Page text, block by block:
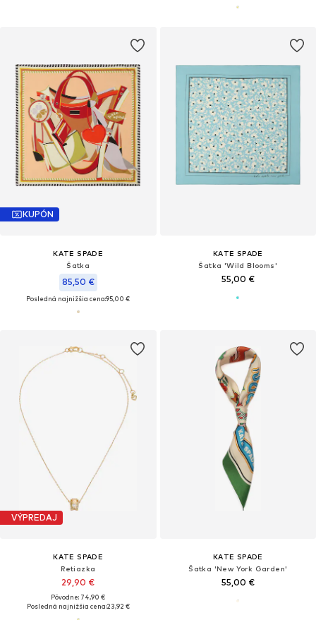
KUPÓN
KATE SPADE
Šatka
85,50 €
Posledná najnižšia cena:95,00 €
KATE SPADE
Šatka 'Wild Blooms'
55,00 €
VÝPREDAJ
KATE SPADE
Retiazka
29,90 €
Pôvodne: 74,90 €
Posledná najnižšia cena:23,92 €
KATE SPADE
Šatka 'New York Garden'
55,00 €